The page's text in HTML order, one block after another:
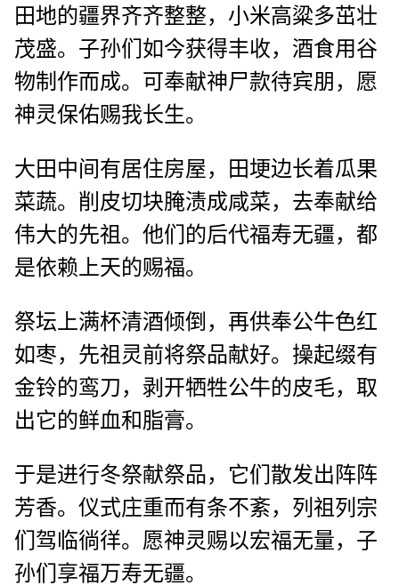
田地的疆界齐齐整整，小米高粱多茁壮
茂盛。子孙们如今获得丰收，酒食用谷
物制作而成。可奉献神尸款待宾朋，愿
神灵保佑赐我长生。
大田中间有居住房屋，田埂边长着瓜果
菜蔬。削皮切块腌渍成咸菜，去奉献给
伟大的先祖。他们的后代福寿无疆，都
是依赖上天的赐福。
祭坛上满杯清酒倾倒，再供奉公牛色红
如枣，先祖灵前将祭品献好。操起缀有
金铃的鸾刀，剥开牺牲公牛的皮毛，取
出它的鲜血和脂膏。
于是进行冬祭献祭品，它们散发出阵阵
芳香。仪式庄重而有条不紊，列祖列宗
们驾临徜徉。愿神灵赐以宏福无量，子
孙们享福万寿无疆。